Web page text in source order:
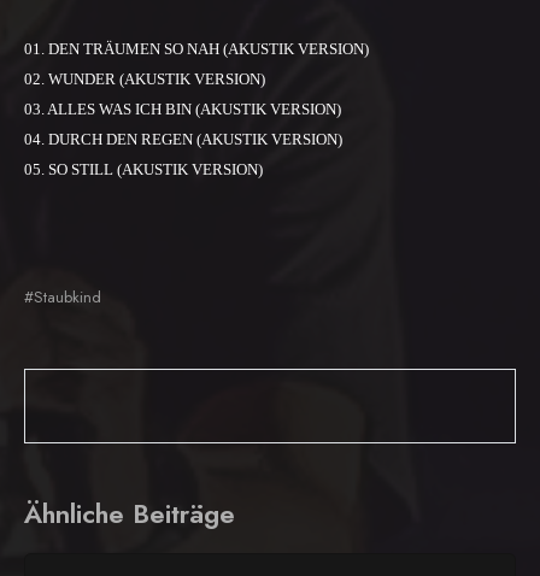
01. DEN TRÄUMEN SO NAH (AKUSTIK VERSION)
02. WUNDER (AKUSTIK VERSION)
03. ALLES WAS ICH BIN (AKUSTIK VERSION)
04. DURCH DEN REGEN (AKUSTIK VERSION)
05. SO STILL (AKUSTIK VERSION)
#Staubkind
Ähnliche Beiträge